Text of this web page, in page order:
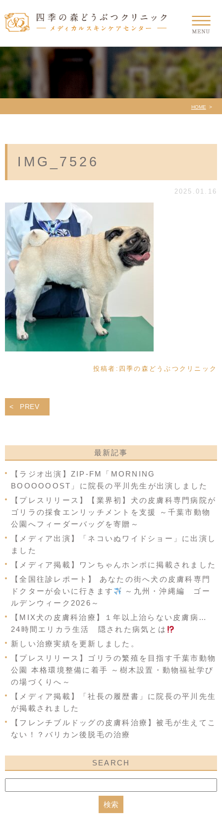
HOME
IMG_7526
2025.01.16
投稿者: 四季の森どうぶつクリニック
PREV
最新記事
【ラジオ出演】ZIP-FM「MORNING
BOOOOOOST」に院長の平川先生が出演しました
【プレスリリース】【業界初】犬の皮膚科専門病院が
ゴリラの採食エンリッチメントを支援 ～千葉市動物
公園へフィーダーバッグを寄贈～
【メディア出演】「ネコいぬワイドショー」に出演し
ました
【メディア掲載】ワンちゃんホンポに掲載されました
【全国往診レポート】 あなたの街へ犬の皮膚科専門
ドクターが会いに行きます
～九州・沖縄編 ゴー
ルデンウィーク2026～
【MIX犬の皮膚科治療】１年以上治らない皮膚病…
24時間エリカラ生活 隠された病気とは
新しい治療実績を更新しました。
【プレスリリース】ゴリラの繁殖を目指す千葉市動物
公園 本格環境整備に着手 ～樹木設置・動物福祉学び
の場づくりへ～
【メディア掲載】「社長の履歴書」に院長の平川先生
が掲載されました
【フレンチブルドッグの皮膚科治療】被毛が生えてこ
ない！？バリカン後脱毛の治療
SEARCH